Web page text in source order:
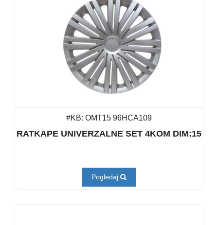
#KB: OMT15 96HCA109
RATKAPE UNIVERZALNE SET 4KOM DIM:15
Pogledaj